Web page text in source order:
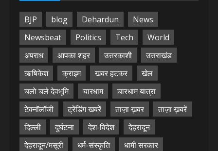
BJP blog Dehardun
News
Newsbeat
Politics Tech
World
अपराध
आपका शहर उत्तरकाशी
उत्तराखंड
ऋषिकेश
क्राइम खबर हटकर
खेल
चलो चले देवभूमि
चारधाम
चारधाम यात्रा
टेक्नॉलॉजी
ट्रेंडिंग खबरें ताज़ा ख़बर
ताज़ा ख़बरें
दिल्ली
दुर्घटना देश-विदेश
देहरादून
देहरादून/मसूरी
धर्म-संस्कृति
धामी सरकार